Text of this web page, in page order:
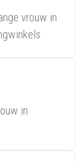
vrouw in
in